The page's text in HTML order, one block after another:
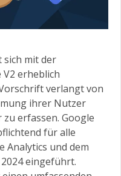
sich mit der
erheblich
verlangt von
ihrer Nutzer
erfassen. Google
für alle
Analytics und dem
eingeführt.